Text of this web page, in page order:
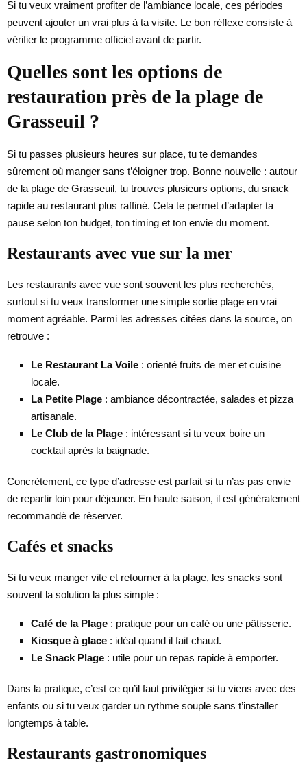
Si tu veux vraiment profiter de l’ambiance locale, ces périodes
peuvent ajouter un vrai plus à ta visite. Le bon réflexe consiste à
vérifier le programme officiel avant de partir.
Quelles sont les options de
restauration près de la plage de
Grasseuil ?
Si tu passes plusieurs heures sur place, tu te demandes
sûrement où manger sans t’éloigner trop. Bonne nouvelle : autour
de la plage de Grasseuil, tu trouves plusieurs options, du snack
rapide au restaurant plus raffiné. Cela te permet d’adapter ta
pause selon ton budget, ton timing et ton envie du moment.
Restaurants avec vue sur la mer
Les restaurants avec vue sont souvent les plus recherchés,
surtout si tu veux transformer une simple sortie plage en vrai
moment agréable. Parmi les adresses citées dans la source, on
retrouve :
Le Restaurant La Voile : orienté fruits de mer et cuisine
locale.
La Petite Plage : ambiance décontractée, salades et pizza
artisanale.
Le Club de la Plage : intéressant si tu veux boire un
cocktail après la baignade.
Concrètement, ce type d’adresse est parfait si tu n’as pas envie
de repartir loin pour déjeuner. En haute saison, il est généralement
recommandé de réserver.
Cafés et snacks
Si tu veux manger vite et retourner à la plage, les snacks sont
souvent la solution la plus simple :
Café de la Plage : pratique pour un café ou une pâtisserie.
Kiosque à glace : idéal quand il fait chaud.
Le Snack Plage : utile pour un repas rapide à emporter.
Dans la pratique, c’est ce qu’il faut privilégier si tu viens avec des
enfants ou si tu veux garder un rythme souple sans t’installer
longtemps à table.
Restaurants gastronomiques